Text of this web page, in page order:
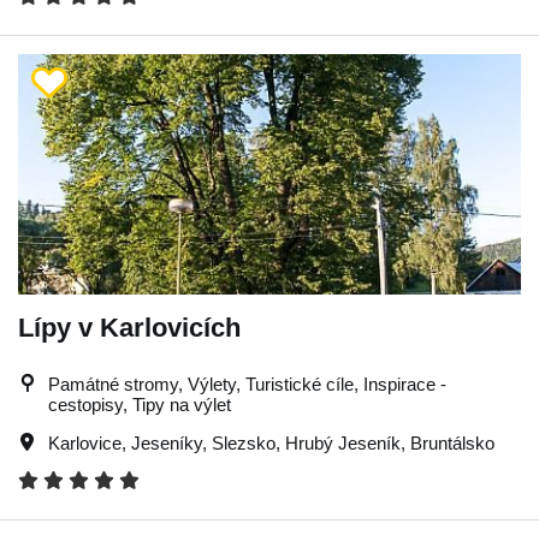
Lípy v Karlovicích
Památné stromy, Výlety, Turistické cíle, Inspirace -
cestopisy, Tipy na výlet
Karlovice, Jeseníky, Slezsko, Hrubý Jeseník, Bruntálsko